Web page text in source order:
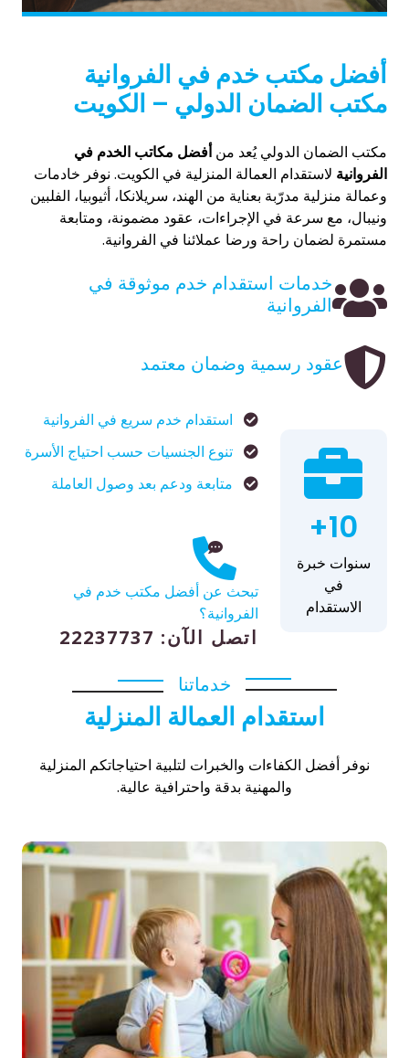
أفضل مكتب خدم في الفروانية
مكتب الضمان الدولي – الكويت
مكتب الضمان الدولي يُعد منأفضل مكاتب الخدم في
الفروانية لاستقدام العمالة المنزلية في الكويت. نوفر خادمات
وعمالة منزلية مدرّبة بعناية من الهند، سريلانكا، أثيوبيا، الفلبين
ونيبال، مع سرعة في الإجراءات، عقود مضمونة، ومتابعة
مستمرة لضمان راحة ورضا عملائنا في الفروانية.
خدمات استقدام خدم موثوقة في
الفروانية
عقود رسمية وضمان معتمد
10+
سنوات خبرة
في
الاستقدام
استقدام خدم سريع في الفروانية
تنوع الجنسيات حسب احتياج الأسرة
متابعة ودعم بعد وصول العاملة
تبحث عن أفضل مكتب خدم في
الفروانية؟
اتصل الآن: 22237737
خدماتنا
استقدام العمالة المنزلية
نوفر أفضل الكفاءات والخبرات لتلبية احتياجاتكم المنزلية
والمهنية بدقة واحترافية عالية.